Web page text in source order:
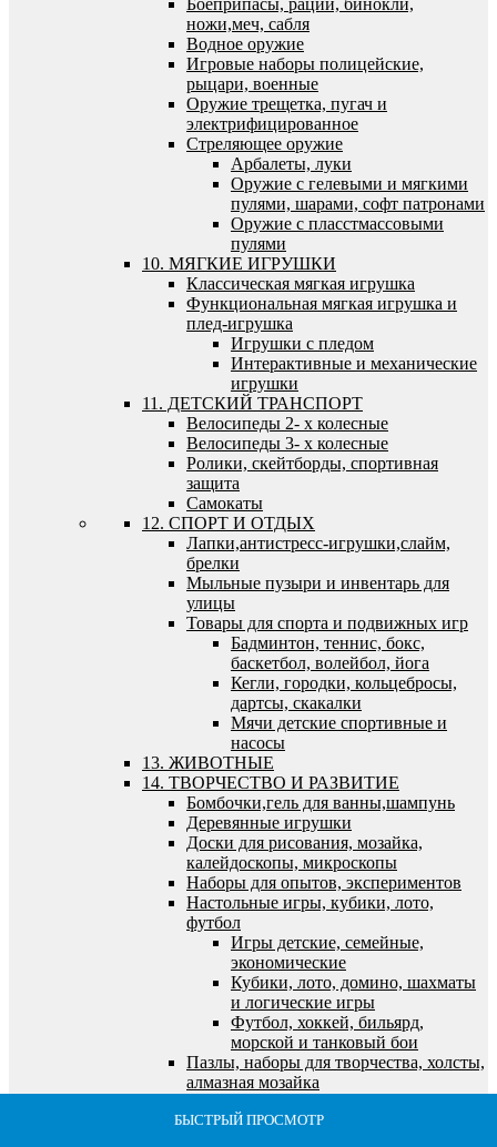
БЫСТРЫЙ ПРОСМОТР
БЫСТРЫЙ ПРОСМОТР
БЫСТРЫЙ ПРОСМОТР
БЫСТРЫЙ ПРОСМОТР
БЫСТРЫЙ ПРОСМОТР
ножи,меч, сабля
Водное оружие
Игровые наборы полицейские,
рыцари, военные
Оружие трещетка, пугач и
электрифицированное
Стреляющее оружие
Арбалеты, луки
Оружие с гелевыми и мягкими
пулями, шарами, софт патронами
Оружие с пласстмассовыми
пулями
10. МЯГКИЕ ИГРУШКИ
Классическая мягкая игрушка
Функциональная мягкая игрушка и
плед-игрушка
Игрушки с пледом
Интерактивные и механические
игрушки
11. ДЕТСКИЙ ТРАНСПОРТ
Велосипеды 2- х колесные
Велосипеды 3- х колесные
Ролики, скейтборды, спортивная
защита
Самокаты
12. СПОРТ И ОТДЫХ
Лапки,антистресс-игрушки,слайм,
брелки
Мыльные пузыри и инвентарь для
улицы
Товары для спорта и подвижных игр
Бадминтон, теннис, бокс,
баскетбол, волейбол, йога
Кегли, городки, кольцебросы,
дартсы, скакалки
Мячи детские спортивные и
насосы
13. ЖИВОТНЫЕ
14. ТВОРЧЕСТВО И РАЗВИТИЕ
Бомбочки,гель для ванны,шампунь
Деревянные игрушки
Доски для рисования, мозайка,
калейдоскопы, микроскопы
Наборы для опытов, экспериментов
Настольные игры, кубики, лото,
футбол
Игры детские, семейные,
экономические
Кубики, лото, домино, шахматы
и логические игры
Футбол, хоккей, бильярд,
морской и танковый бои
Пазлы, наборы для творчества, холсты,
алмазная мозайка
Все для лепки и моделирования